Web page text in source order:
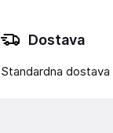
Dostava
Standardna dostava